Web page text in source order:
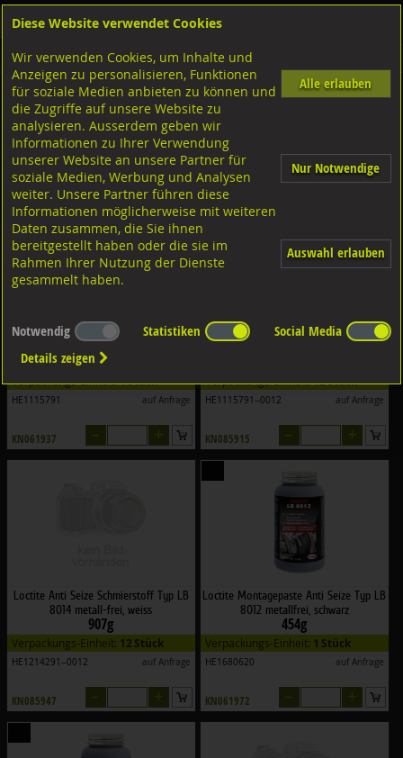
Shop LOCTITE Industrielle Kleb- und Dichtstoffe
Schmieren und Schützen
Filter nach Dimensionen:
Filter zurücksetzen
Loctite Anti Seize Aluminium
500g
Verpackungs-Einheit:1 Stück
HE1115791 auf Anfrage
KN061937
Loctite Anti Seize Aluminium
Verpackungs-Einheit:12 Stück
HE1115791--0012 auf Anfrage
KN085915
Loctite Anti Seize Schmierstoff Typ LB
8014 metall-frei, weiss
907g
Verpackungs-Einheit: 12 Stück
HE1214291--0012 auf Anfrage
KN085947
Loctite Montagepaste Anti Seize Typ LB
8012 metallfrei, schwarz
454g
Verpackungs-Einheit: 1 Stück
HE1680620 auf Anfrage
KN061972
Diese Website verwendet Cookies
Wir verwenden Cookies, um Inhalte und
Anzeigen zu personalisieren, Funktionen
für soziale Medien anbieten zu können und
die Zugriffe auf unsere Website zu
analysieren. Ausserdem geben wir
Informationen zu Ihrer Verwendung
unserer Website an unsere Partner für
soziale Medien, Werbung und Analysen
weiter. Unsere Partner führen diese
Informationen möglicherweise mit weiteren
Daten zusammen, die Sie ihnen
bereitgestellt haben oder die sie im
Rahmen Ihrer Nutzung der Dienste
gesammelt haben.
Alle erlauben
Nur Notwendige
Auswahl erlauben
Notwendig Statistiken
Social Media
Details zeigen